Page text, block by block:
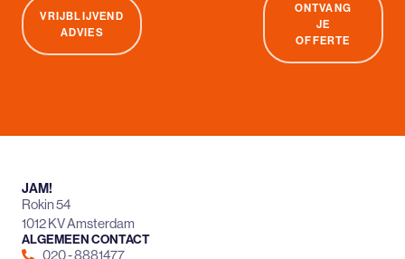
VRIJBLIJVEND
ADVIES
ONTVANG
JE
OFFERTE
JAM!
Rokin 54
1012 KV Amsterdam
ALGEMEEN CONTACT
020 - 8881477